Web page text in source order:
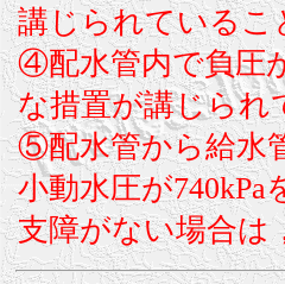
講じられているこ
④配水管内で負圧
な措置が講じられ
⑤配水管から給水
小動水圧が
支障がない場合は